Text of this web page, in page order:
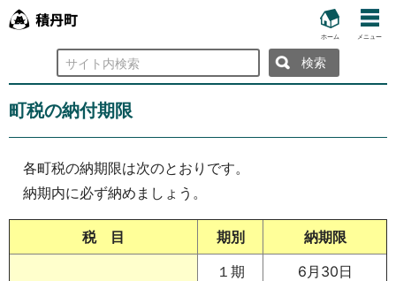
ホーム メニュー
検
索
町税の納付期限
各町税の納期限は次のとおりです。
納期内に必ず納めましょう。
税 目 期別 納期限
１期
6月30日